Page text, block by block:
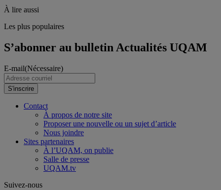
À lire aussi
Les plus populaires
S’abonner au bulletin Actualités UQAM
E-mail(Nécessaire)
S'inscrire
Contact
À propos de notre site
Proposer une nouvelle ou un sujet d’article
Nous joindre
Sites partenaires
À l’UQAM, on publie
Salle de presse
UQAM.tv
Suivez-nous